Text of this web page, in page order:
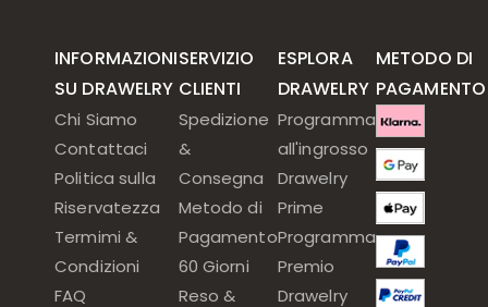
INFORMAZIONI
SU DRAWELRY
Chi Siamo
Contattaci
Politica sulla
Riservatezza
Termimi &
Condizioni
FAQ
SERVIZIO
CLIENTI
Spedizione
&
Consegna
Metodo di
Pagamento
60 Giorni
Reso &
ESPLORA
DRAWELRY
Programma
all'ingrosso
Drawelry
Prime
Programma
Premio
Drawelry
METODO DI
PAGAMENTO